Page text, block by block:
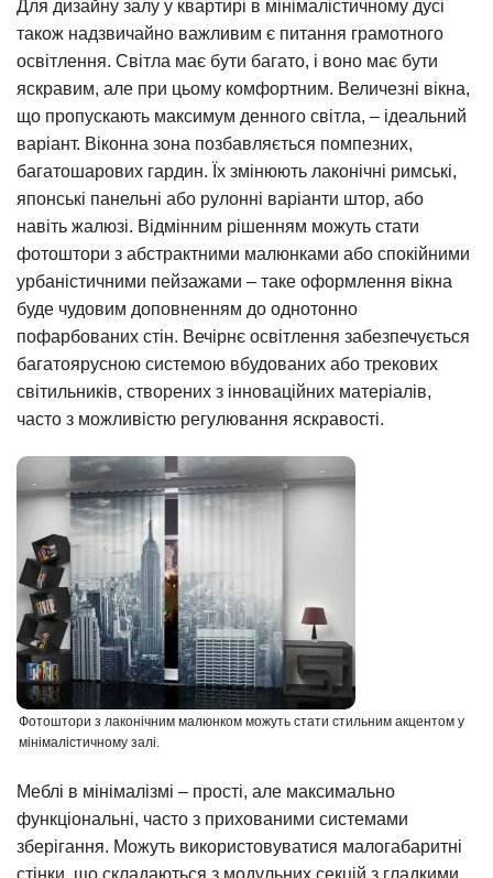
Для дизайну залу у квартирі в мінімалістичному дусі
також надзвичайно важливим є питання грамотного
освітлення. Світла має бути багато, і воно має бути
яскравим, але при цьому комфортним. Величезні вікна,
що пропускають максимум денного світла, – ідеальний
варіант. Віконна зона позбавляється помпезних,
багатошарових гардин. Їх змінюють лаконічні римські,
японські панельні або рулонні варіанти штор, або
навіть жалюзі. Відмінним рішенням можуть стати
фотоштори з абстрактними малюнками або спокійними
урбаністичними пейзажами – таке оформлення вікна
буде чудовим доповненням до однотонно
пофарбованих стін. Вечірнє освітлення забезпечується
багатоярусною системою вбудованих або трекових
світильників, створених з інноваційних матеріалів,
часто з можливістю регулювання яскравості.
Фотоштори з лаконічним малюнком можуть стати стильним акцентом у
мінімалістичному залі.
Меблі в мінімалізмі – прості, але максимально
функціональні, часто з прихованими системами
зберігання. Можуть використовуватися малогабаритні